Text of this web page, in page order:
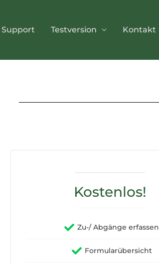
Support Testversion Kontakt
Kostenlos!
Zu-/ Abgänge erfassen
Formularübersicht